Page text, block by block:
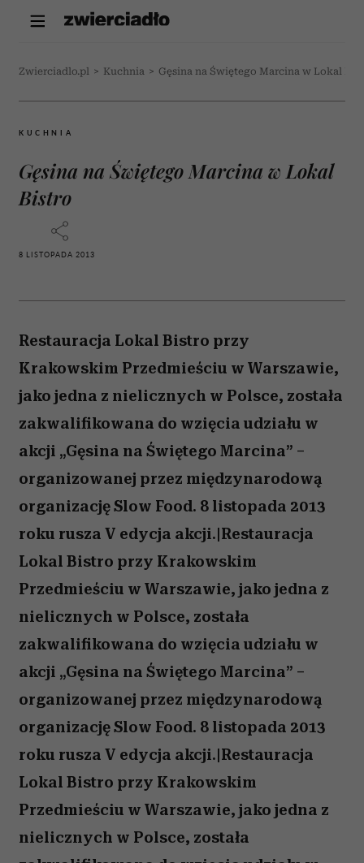
Zwierciadlo.pl > Kuchnia > Gęsina na Świętego Marcina w Lokal
KUCHNIA
Gęsina na Świętego Marcina w Lokal
Bistro
8 LISTOPADA 2013
Restauracja Lokal Bistro przy
Krakowskim Przedmieściu w Warszawie,
jako jedna z nielicznych w Polsce, została
zakwalifikowana do wzięcia udziału w
akcji „Gęsina na Świętego Marcina” –
organizowanej przez międzynarodową
organizację Slow Food. 8 listopada 2013
roku rusza V edycja akcji.|Restauracja
Lokal Bistro przy Krakowskim
Przedmieściu w Warszawie, jako jedna z
nielicznych w Polsce, została
zakwalifikowana do wzięcia udziału w
akcji „Gęsina na Świętego Marcina” –
organizowanej przez międzynarodową
organizację Slow Food. 8 listopada 2013
roku rusza V edycja akcji.|Restauracja
Lokal Bistro przy Krakowskim
Przedmieściu w Warszawie, jako jedna z
nielicznych w Polsce, została